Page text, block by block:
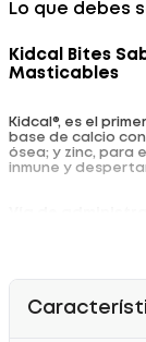
Lo que debes
Kidcal Bites
Masticables
Kidcal®, es el
base de calcio
ósea; y zinc, para
inmune y
400UI de Vitamina
de Zinc)9,33 mg,